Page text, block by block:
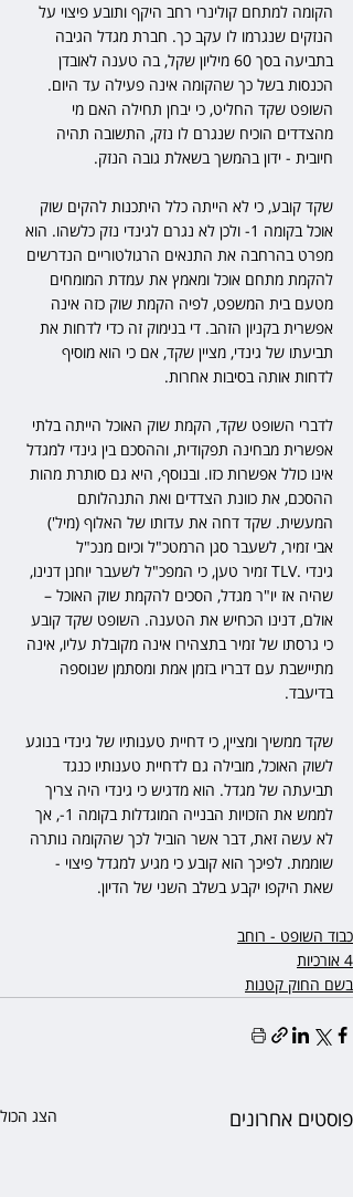
הקומה למתחם קולינרי רחב היקף ותובע פיצוי על
הנזקים שנגרמו לו עקב כך. חברת מגדל הגיבה
בתביעה בסך 60 מיליון שקל, בה טענה לאובדן
הכנסות בשל כך שהקומה אינה פעילה עד היום.
השופט שקד החליט, כי יבחן תחילה האם מי
מהצדדים הוכיח שנגרם לו נזק, התשובה תהיה
חיובית - ידון בהמשך בשאלת גובה הנזק.
שקד קובע, כי לא הייתה כלל היתכנות להקים שוק
אוכל בקומה 1- ולכן לא נגרם לגינדי נזק כלשהו. הוא
מפרט בהרחבה את התנאים הרגולטוריים הנדרשים
להקמת מתחם אוכל ומאמץ את עמדת המומחים
מטעם בית המשפט, לפיה הקמת שוק כזה אינה
אפשרית בקניון הזהב. די בנימוק זה כדי לדחות את
תביעתו של גינדי, מציין שקד, אם כי הוא מוסיף
לדחות אותה בסיבות אחרות.
לדברי השופט שקד, הקמת שוק האוכל הייתה בלתי
אפשרית מבחינה תפקודית, וההסכם בין גינדי למגדל
אינו כולל אפשרות כזו. ובנוסף, היא גם סותרת מהות
ההסכם, את כוונת הצדדים ואת התנהלותם
המעשית. שקד דחה את עדותו של האלוף (מיל')
אבי זמיר, לשעבר סגן הרמטכ"ל וכיום מנכ"ל
גינדי .TLV זמיר טען, כי המפכ"ל לשעבר יוחנן דנינו,
שהיה אז יו"ר מגדל, הסכים להקמת שוק האוכל –
אולם, דנינו הכחיש את הטענה. השופט שקד קובע
כי גרסתו של זמיר בתצהירו אינה מקובלת עליו, אינה
מתיישבת עם דבריו בזמן אמת ומסתמן שנוספה
בדיעבד.
שקד ממשיך ומציין, כי דחיית טענותיו של גינדי בנוגע
לשוק האוכל, מובילה גם לדחיית טענותיו כנגד
תביעתה של מגדל. הוא מדגיש כי גינדי היה צריך
לממש את הזכויות הבנייה המוגדלות בקומה 1-, אך
לא עשה זאת, דבר אשר הוביל לכך שהקומה נותרה
שוממת. לפיכך הוא קובע כי מגיע למגדל פיצוי -
שאת היקפו יקבע בשלב השני של הדיון.
כבוד השופט - רוחב
4 אורכיות
בשם החוק קטנות
פוסטים אחרונים הצג הכול